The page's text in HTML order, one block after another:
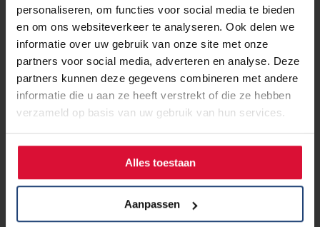
personaliseren, om functies voor social media te bieden
en om ons websiteverkeer te analyseren. Ook delen we
informatie over uw gebruik van onze site met onze
partners voor social media, adverteren en analyse. Deze
partners kunnen deze gegevens combineren met andere
informatie die u aan ze heeft verstrekt of die ze hebben
verzameld op basis van uw gebruik van hun services.
Alles toestaan
Aanpassen
Lees verder